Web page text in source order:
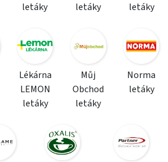
letáky
letáky
letáky
Lékárna
LEMON
letáky
Můj
Obchod
letáky
Norma
letáky